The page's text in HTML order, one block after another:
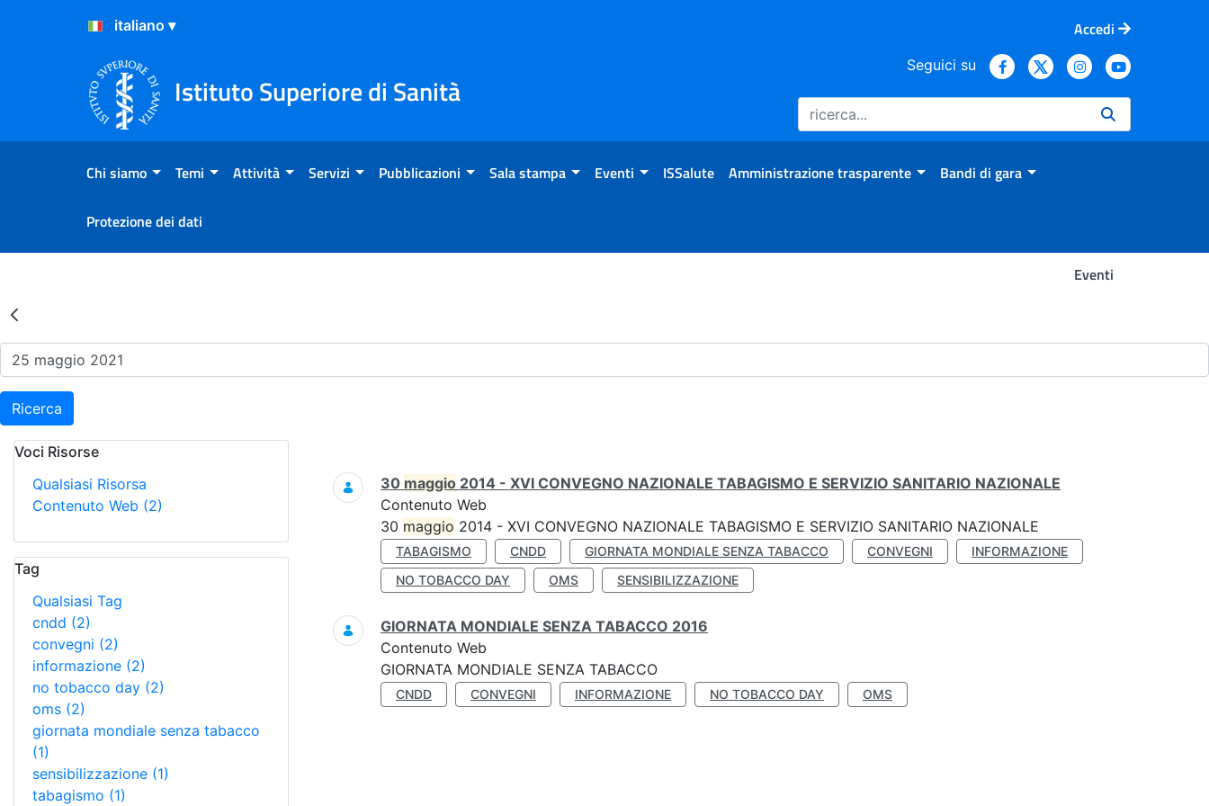
Salta al Contenuto
Salta al Footer
Accedi
Istituto Superiore di Sanità
Seguici su
Chi siamo Temi Attività Servizi Pubblicazioni Sala stampa Eventi ISSalute Amministrazione trasparente Bandi di gara
Protezione dei dati
Eventi
Risultati della Ricerca - Eventi
Ricerca
Voci Risorse
Qualsiasi Risorsa
Contenuto Web (2)
Tag
Qualsiasi Tag
cndd (2)
convegni (2)
informazione (2)
no tobacco day (2)
oms (2)
giornata mondiale senza tabacco
(1)
sensibilizzazione (1)
tabagismo (1)
Ricerca
30 maggio 2014 - XVI CONVEGNO NAZIONALE TABAGISMO E SERVIZIO SANITARIO NAZIONALE
Contenuto Web
30 maggio 2014 - XVI CONVEGNO NAZIONALE TABAGISMO E SERVIZIO SANITARIO NAZIONALE
TABAGISMO CNDD GIORNATA MONDIALE SENZA TABACCO CONVEGNI
INFORMAZIONE
NO TOBACCO DAY
OMS SENSIBILIZZAZIONE
GIORNATA MONDIALE SENZA TABACCO 2016
Contenuto Web
GIORNATA MONDIALE SENZA TABACCO
CNDD CONVEGNI INFORMAZIONE NO TOBACCO DAY OMS